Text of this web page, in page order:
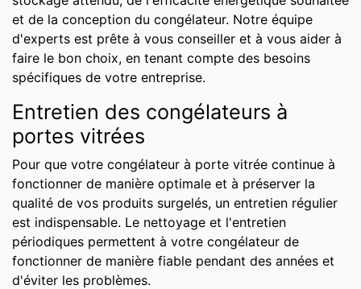
et de la conception du congélateur. Notre équipe
d'experts est prête à vous conseiller et à vous aider à
faire le bon choix, en tenant compte des besoins
spécifiques de votre entreprise.
Entretien des congélateurs à
portes vitrées
Pour que votre congélateur à porte vitrée continue à
fonctionner de manière optimale et à préserver la
qualité de vos produits surgelés, un entretien régulier
est indispensable. Le nettoyage et l'entretien
périodiques permettent à votre congélateur de
fonctionner de manière fiable pendant des années et
d'éviter les problèmes.